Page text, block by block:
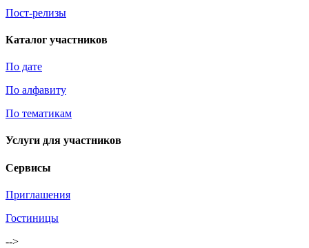
Пост-релизы
Каталог участников
По дате
По алфавиту
По тематикам
Услуги для участников
Сервисы
Приглашения
Гостиницы
-->